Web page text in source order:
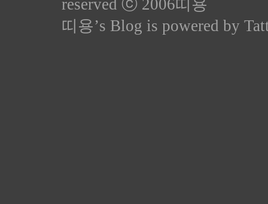
reserved ⓒ 2006띠용
띠용’s Blog is powered by